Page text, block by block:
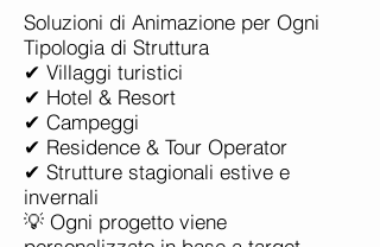
Soluzioni di Animazione per Ogni
Tipologia di Struttura
✔ Villaggi turistici
✔ Hotel & Resort
✔ Campeggi
✔ Residence & Tour Operator
✔ Strutture stagionali estive e
invernali
💡 Ogni progetto viene